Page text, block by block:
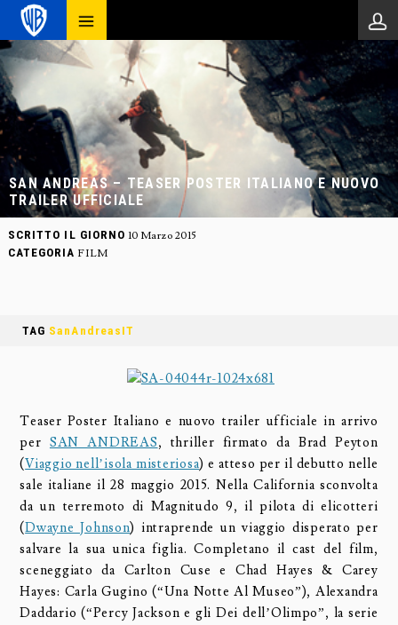
SAN ANDREAS – TEASER POSTER ITALIANO E NUOVO
TRAILER UFFICIALE
SCRITTO IL GIORNO 10 Marzo 2015
CATEGORIA FILM
TAG SanAndreasIT
Teaser Poster Italiano e nuovo trailer ufficiale in arrivo
per SAN ANDREAS, thriller firmato da Brad Peyton
(Viaggio nell’isola misteriosa) e atteso per il debutto nelle
sale italiane il 28 maggio 2015. Nella California sconvolta
da un terremoto di Magnitudo 9, il pilota di elicotteri
(Dwayne Johnson) intraprende un viaggio disperato per
salvare la sua unica figlia. Completano il cast del film,
sceneggiato da Carlton Cuse e Chad Hayes & Carey
Hayes: Carla Gugino (“Una Notte Al Museo”), Alexandra
Daddario (“Percy Jackson e gli Dei dell’Olimpo”, la serie